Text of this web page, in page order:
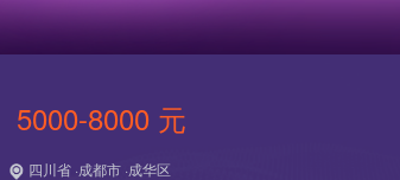
5000-8000 元
四川省 ·成都市 ·成华区